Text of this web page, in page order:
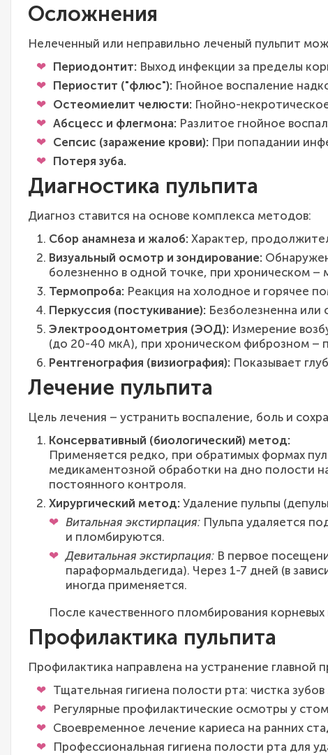
Осложнения
Нелеченный или неправильно леченый пульпит
Периодонтит: Выход инфекции за пределы
Периостит ("флюс"): Гнойное воспаление
Остеомиелит челюсти: Гнойно-
Абсцесс и флегмона: Разлитое гнойное
Сепсис (заражение крови): При попадании
Потеря зуба.
Диагностика пульпита
Диагноз ставится на основе комплекса методов:
Сбор анамнеза и жалоб: Характер,
Визуальный осмотр и зондирование:
болезненно в одной точке, при хроническом
Термопроба: Реакция на холодное и горячее
Перкуссия (постукивание): Безболезненна или
Электроодонтометрия (ЭОД): Измерение
(до 20-40 мкА), при хроническом фиброзном –
Рентгенография (визиография): Показывает
Лечение пульпита
Цель лечения – устранить воспаление, боль и
Консервативный (биологический) метод:
Применяется редко, при обратимых формах
медикаментозной обработки на дно полости
постоянного контроля.
Хирургический метод: Удаление пульпы
Витальная экстирпация: Пульпа удаляется
и пломбируются.
Девитальная экстирпация: В первое
параформальдегида). Через 1-7 дней (в
иногда применяется.
После качественного пломбирования
Профилактика пульпита
Профилактика направлена на устранение главной
Тщательная гигиена полости рта: чистка
Регулярные профилактические осмотры у
Своевременное лечение кариеса на ранних
Профессиональная гигиена полости рта для